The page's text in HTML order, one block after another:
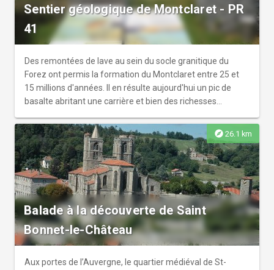
Sentier géologique de Montclaret - PR
41
Des remontées de lave au sein du socle granitique du
Forez ont permis la formation du Montclaret entre 25 et
15 millions d'années. Il en résulte aujourd'hui un pic de
basalte abritant une carrière et bien des richesses
explore 26.1 km
Balade à la découverte de Saint
Bonnet-le-Château
Aux portes de l’Auvergne, le quartier médiéval de St-